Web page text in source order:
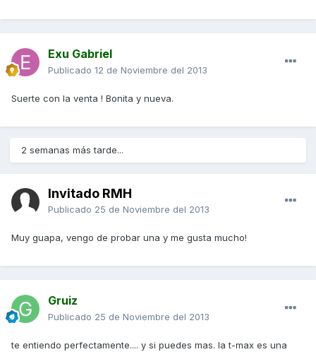
Exu Gabriel
Publicado 12 de Noviembre del 2013
Suerte con la venta ! Bonita y nueva.
2 semanas más tarde...
Invitado RMH
Publicado 25 de Noviembre del 2013
Muy guapa, vengo de probar una y me gusta mucho!
Gruiz
Publicado 25 de Noviembre del 2013
te entiendo perfectamente.... y si puedes mas. la t-max es una